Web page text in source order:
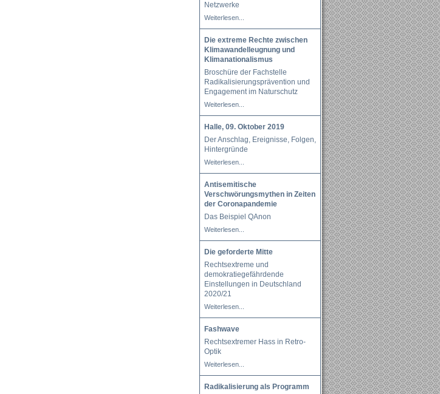
Netzwerke
Weiterlesen...
Die extreme Rechte zwischen
Klimawandelleugnung und
Klimanationalismus
Broschüre der Fachstelle
Radikalisierungsprävention und
Engagement im Naturschutz
Weiterlesen...
Halle, 09. Oktober 2019
Der Anschlag, Ereignisse, Folgen,
Hintergründe
Weiterlesen...
Antisemitische
Verschwörungsmythen in Zeiten
der Coronapandemie
Das Beispiel QAnon
Weiterlesen...
Die geforderte Mitte
Rechtsextreme und
demokratiegefährdende
Einstellungen in Deutschland
2020/21
Weiterlesen...
Fashwave
Rechtsextremer Hass in Retro-
Optik
Weiterlesen...
Radikalisierung als Programm